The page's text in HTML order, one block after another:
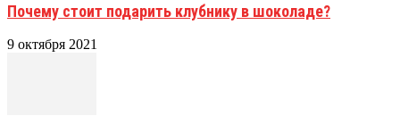
Почему стоит подарить клубнику в шоколаде?
9 октября 2021